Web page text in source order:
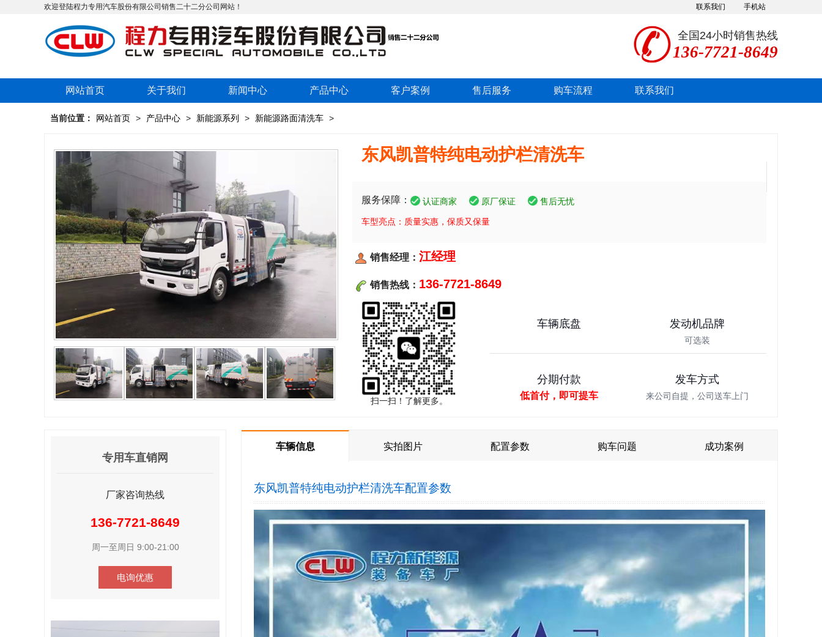
欢迎登陆程力专用汽车股份有限公司销售二十二分公司网站！ 手机站
联系我们
全国24小时销售热线
136-7721-8649
网站首页 关于我们 新闻中心 产品中心 客户案例 售后服务 购车流程 联系我们
当前位置： 网站首页 > 产品中心 > 新能源系列 > 新能源路面清洗车 >
东风凯普特纯电动护栏清洗车
服务保障： 认证商家 原厂保证 售后无忧
车型亮点：质量实惠，保质又保量
销售经理： 江经理
销售热线： 136-7721-8649
扫一扫！了解更多。
车辆底盘 发动机品牌
可选装
分期付款
低首付，即可提车
发车方式
来公司自提，公司送车上门
车辆信息 实拍图片 配置参数 购车问题 成功案例
东风凯普特纯电动护栏清洗车配置参数
专用车直销网
厂家咨询热线
136-7721-8649
周一至周日 9:00-21:00
电询优惠